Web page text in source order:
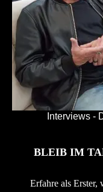
Interviews -
BLEIB IM
Erfahre als Erster,